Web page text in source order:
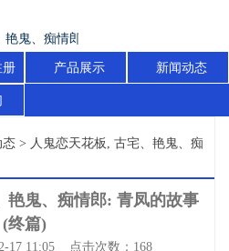
鬼、痴情郎: 青凤的故事(终篇)
册 产品展示 新闻动态
态 > 人鬼恋天花板, 古宅、艳鬼、痴
艳鬼、痴情郎: 青凤的故事
(终篇)
17 11:05 点击次数：168